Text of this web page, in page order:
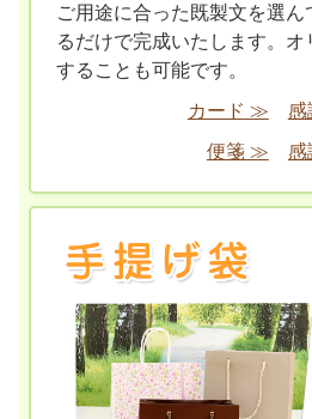
ご用途に合った既製文を選
るだけで完成いたします。オ
することも可能です。
カード ≫
感
便箋 ≫
感